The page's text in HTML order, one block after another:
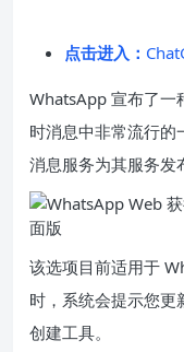
点击进入：
WhatsApp 宣布了一
时消息中非常流行
消息服务为其服务发
该选项目前适用于
时，系统会提示您更
创建工具。